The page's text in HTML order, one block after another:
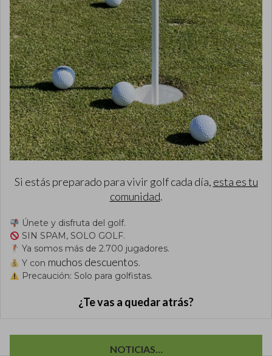
Si estás preparado para vivir golf cada día, esta es tu
comunidad.
Únete y disfruta del golf.
SIN SPAM, SOLO GOLF.
Ya somos más de 2.700 jugadores.
Y con muchos descuentos.
Precaución: Solo para golfistas.
¿Te vas a quedar atrás?
NOTICIAS…